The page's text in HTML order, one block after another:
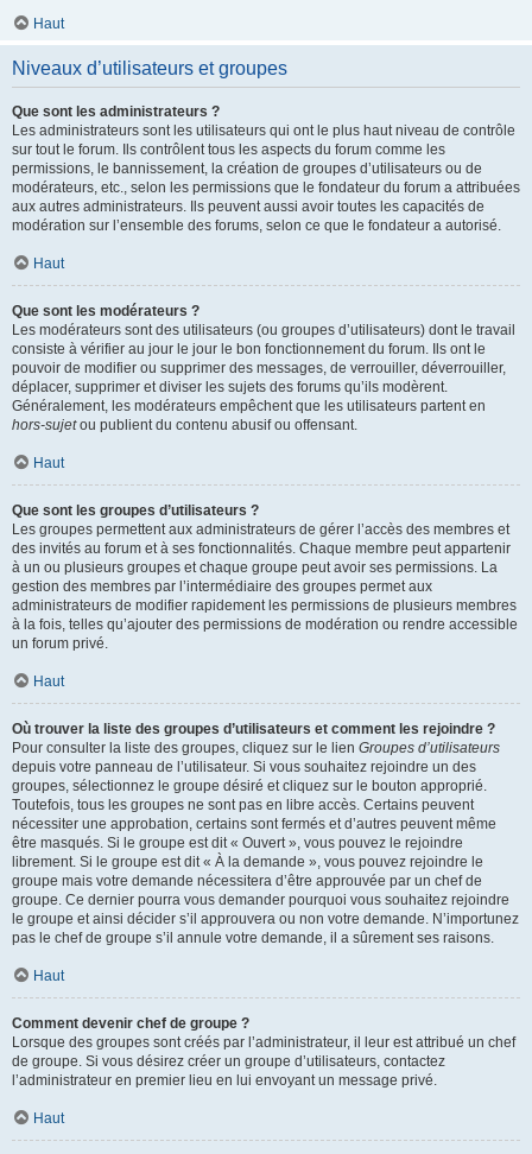
Haut
Niveaux d’utilisateurs et groupes
Que sont les administrateurs ?
Les administrateurs sont les utilisateurs qui ont le plus haut niveau de contrôle
sur tout le forum. Ils contrôlent tous les aspects du forum comme les
permissions, le bannissement, la création de groupes d’utilisateurs ou de
modérateurs, etc., selon les permissions que le fondateur du forum a attribuées
aux autres administrateurs. Ils peuvent aussi avoir toutes les capacités de
modération sur l’ensemble des forums, selon ce que le fondateur a autorisé.
Haut
Que sont les modérateurs ?
Les modérateurs sont des utilisateurs (ou groupes d’utilisateurs) dont le travail
consiste à vérifier au jour le jour le bon fonctionnement du forum. Ils ont le
pouvoir de modifier ou supprimer des messages, de verrouiller, déverrouiller,
déplacer, supprimer et diviser les sujets des forums qu’ils modèrent.
Généralement, les modérateurs empêchent que les utilisateurs partent en
hors-sujetou publient du contenu abusif ou offensant.
Haut
Que sont les groupes d’utilisateurs ?
Les groupes permettent aux administrateurs de gérer l’accès des membres et
des invités au forum et à ses fonctionnalités. Chaque membre peut appartenir
à un ou plusieurs groupes et chaque groupe peut avoir ses permissions. La
gestion des membres par l’intermédiaire des groupes permet aux
administrateurs de modifier rapidement les permissions de plusieurs membres
à la fois, telles qu’ajouter des permissions de modération ou rendre accessible
un forum privé.
Haut
Où trouver la liste des groupes d’utilisateurs et comment les rejoindre ?
Pour consulter la liste des groupes, cliquez sur le lien Groupes d’utilisateurs
depuis votre panneau de l’utilisateur. Si vous souhaitez rejoindre un des
groupes, sélectionnez le groupe désiré et cliquez sur le bouton approprié.
Toutefois, tous les groupes ne sont pas en libre accès. Certains peuvent
nécessiter une approbation, certains sont fermés et d’autres peuvent même
être masqués. Si le groupe est dit « Ouvert », vous pouvez le rejoindre
librement. Si le groupe est dit « À la demande », vous pouvez rejoindre le
groupe mais votre demande nécessitera d’être approuvée par un chef de
groupe. Ce dernier pourra vous demander pourquoi vous souhaitez rejoindre
le groupe et ainsi décider s’il approuvera ou non votre demande. N’importunez
pas le chef de groupe s’il annule votre demande, il a sûrement ses raisons.
Haut
Comment devenir chef de groupe ?
Lorsque des groupes sont créés par l’administrateur, il leur est attribué un chef
de groupe. Si vous désirez créer un groupe d’utilisateurs, contactez
l’administrateur en premier lieu en lui envoyant un message privé.
Haut